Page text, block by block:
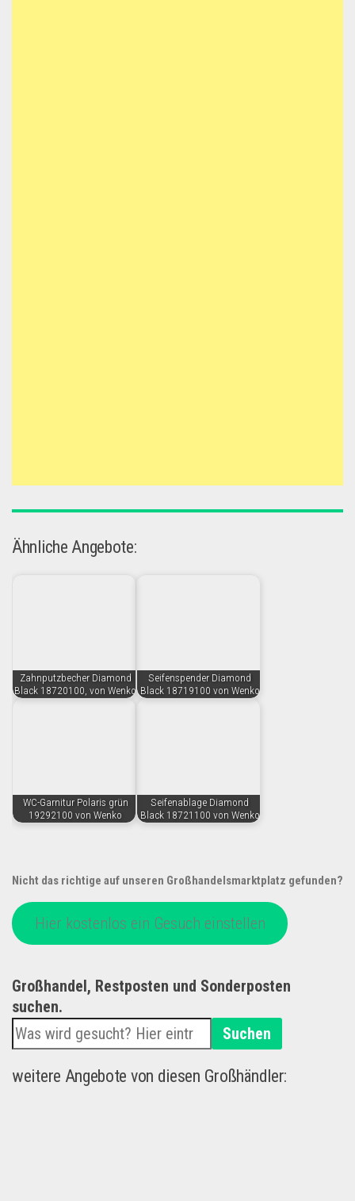
Ähnliche Angebote:
Zahnputzbecher Diamond
Black 18720100, von Wenko
Seifenspender Diamond
Black 18719100 von Wenko
WC-Garnitur Polaris grün
19292100 von Wenko
Seifenablage Diamond
Black 18721100 von Wenko
Nicht das richtige auf unseren Großhandelsmarktplatz gefunden?
Hier kostenlos ein Gesuch einstellen
Großhandel, Restposten und Sonderposten
suchen.
Suchen
weitere Angebote von diesen Großhändler: